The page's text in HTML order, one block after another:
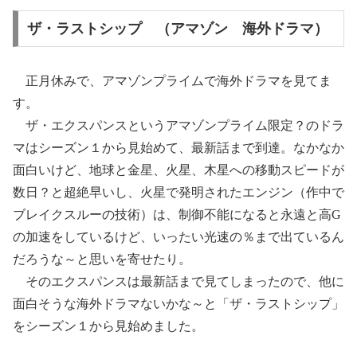
ザ・ラストシップ （アマゾン 海外ドラマ）
正月休みで、アマゾンプライムで海外ドラマを見てま
す。
ザ・エクスパンスというアマゾンプライム限定？のドラ
マはシーズン１から見始めて、最新話まで到達。なかなか
面白いけど、地球と金星、火星、木星への移動スピードが
数日？と超絶早いし、火星で発明されたエンジン（作中で
ブレイクスルーの技術）は、制御不能になると永遠と高G
の加速をしているけど、いったい光速の％まで出ているん
だろうな～と思いを寄せたり。
そのエクスパンスは最新話まで見てしまったので、他に
面白そうな海外ドラマないかな～と「ザ・ラストシップ」
をシーズン１から見始めました。